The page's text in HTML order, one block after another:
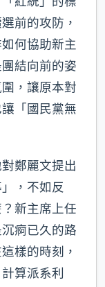
前的攻防，
何協助新主
結向前的姿
，讓原本對
「國民黨無
鄭麗文提出
，不如反
新主席上任
痾已久的路
樣的時刻，
算派系利